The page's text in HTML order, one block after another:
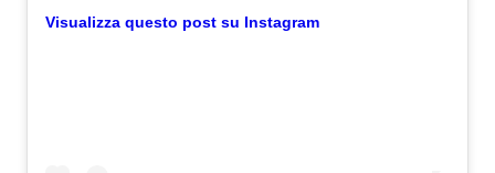
Visualizza questo post su Instagram